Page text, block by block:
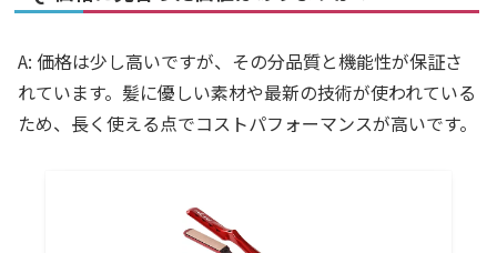
A: 価格は少し高いですが、その分品質と機能性が保証さ
れています。髪に優しい素材や最新の技術が使われている
ため、長く使える点でコストパフォーマンスが高いです。